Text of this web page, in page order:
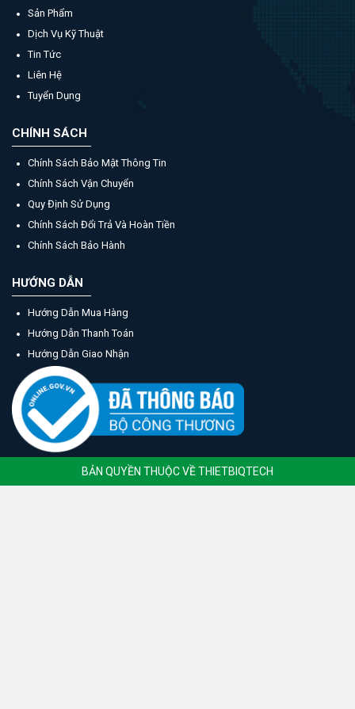
Sản Phẩm
Dịch Vụ Kỹ Thuật
Tin Tức
Liên Hệ
Tuyển Dụng
CHÍNH SÁCH
Chính Sách Bảo Mật Thông Tin
Chính Sách Vận Chuyển
Quy Định Sử Dụng
Chính Sách Đổi Trả Và Hoàn Tiền
Chính Sách Bảo Hành
HƯỚNG DẪN
Hướng Dẫn Mua Hàng
Hướng Dẫn Thanh Toán
Hướng Dẫn Giao Nhận
BẢN QUYỀN THUỘC VỀ THIETBIQTECH